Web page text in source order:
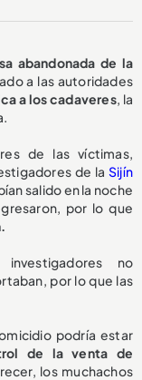
abandonada de la
a las autoridades
a los cadaveres, la
de las víctimas,
de la Sijín
salido en la noche
por lo que
no
por lo que las
podría estar
de la venta de
los muchachos